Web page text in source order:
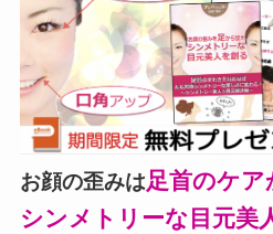
お顔の歪みは足首のケア
シンメトリーな目元美